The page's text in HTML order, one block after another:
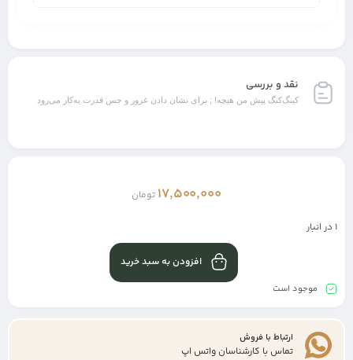
نقد و بررسی
کینگ‌کنگ پیش من هیچه! ; برای نشان دادن غرور و حس قدرت به‌کار می‌رود
17,500,000 تومان
1 در انبار
افزودن به سبد خرید
موجود است
ارتباط با فروش
تماس با کارشناسان واتس اپ